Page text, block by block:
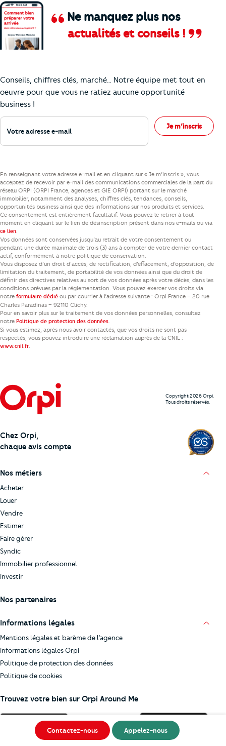
Ne manquez plus nos
actualités et conseils !
Conseils, chiffres clés, marché… Notre équipe met tout en
oeuvre pour que vous ne ratiez aucune opportunité
business !
Votre adresse e-mail
Je m’inscris
En renseignant votre adresse e-mail et en cliquant sur « Je m’inscris », vous
acceptez de recevoir par e-mail des communications commerciales de la part du
réseau ORPI (ORPI France, agences et GIE ORPI) portant sur le marché
immobilier, notamment des analyses, chiffres clés, tendances, conseils,
opportunités business ainsi que des informations sur nos produits et services.
Ce consentement est entièrement facultatif. Vous pouvez le retirer à tout
moment en cliquant sur le lien de désinscription présent dans nos e-mails ou via
ce lien.
Vos données sont conservées jusqu’au retrait de votre consentement ou
pendant une durée maximale de trois (3) ans à compter de votre dernier contact
actif, conformément à notre politique de conservation.
Vous disposez d’un droit d’accès, de rectification, d’effacement, d’opposition, de
limitation du traitement, de portabilité de vos données ainsi que du droit de
définir des directives relatives au sort de vos données après votre décès, dans les
conditions prévues par la réglementation. Vous pouvez exercer vos droits via
notre formulaire dédié ou par courrier à l’adresse suivante : Orpi France – 20 rue
Charles Paradinas – 92110 Clichy.
Pour en savoir plus sur le traitement de vos données personnelles, consultez
notre Politique de protection des données.
Si vous estimez, après nous avoir contactés, que vos droits ne sont pas
respectés, vous pouvez introduire une réclamation auprès de la CNIL :
www.cnil.fr.
Copyright 2026 Orpi.
Tous droits réservés.
Chez Orpi,
chaque avis compte
Nos métiers
Acheter
Louer
Vendre
Estimer
Faire gérer
Syndic
Immobilier professionnel
Investir
Nos partenaires
Informations légales
Mentions légales et barème de l’agence
Informations légales Orpi
Politique de protection des données
Politique de cookies
Trouvez votre bien sur Orpi Around Me
Contactez-nous Appelez-nous